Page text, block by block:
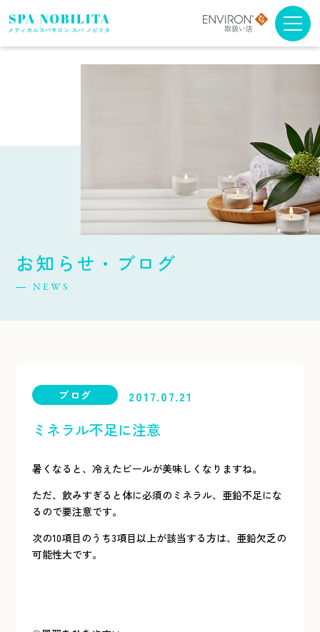
メニュー・料金
スパノビリタについて
取扱商品について
お知らせ・ブログ
NEWS
ブログ 2017.07.21
ミネラル不足に注意
暑くなると、冷えたビールが美味しくなりますね。
ただ、飲みすぎると体に必須のミネラル、亜鉛不足にな
るので要注意です。
次の10項目のうち3項目以上が該当する方は、亜鉛欠乏の
可能性大です。